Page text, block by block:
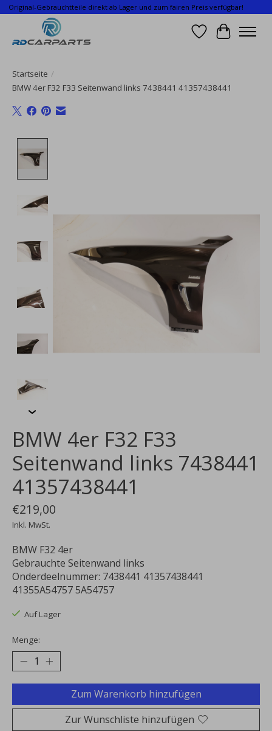
Original-Gebrauchtteile direkt ab Lager und zum fairen Preis verfügbar!
Wunschzettel
Ihr
Startseite /
BMW 4er F32 F33 Seitenwand links 7438441 41357438441
BMW 4er F32 F33
Seitenwand links 7438441
41357438441
€219,00
Inkl. MwSt.
BMW F32 4er
Gebrauchte Seitenwand links
Onderdeelnummer: 7438441 41357438441
41355A54757 5A54757
Auf Lager
Menge:
Zum Warenkorb hinzufügen
Zur Wunschliste hinzufügen